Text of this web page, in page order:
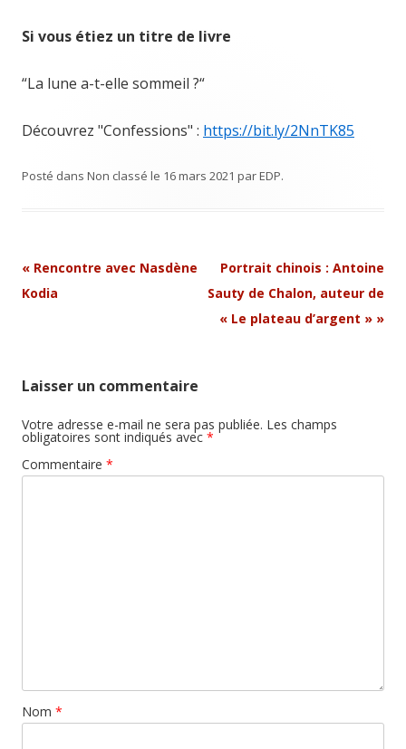
Si vous étiez un titre de livre
“La lune a-t-elle sommeil ?“
Découvrez "Confessions" : https://bit.ly/2NnTK85
Posté dans Non classé le 16 mars 2021 parEDP.
Navigation
Article
« Rencontre avec Nasdène
Kodia
Portrait chinois : Antoine
Sauty de Chalon, auteur de
« Le plateau d’argent » »
Laisser un commentaire
Votre adresse e-mail ne sera pas publiée. Les champs
obligatoires sont indiqués avec *
Commentaire *
Nom *